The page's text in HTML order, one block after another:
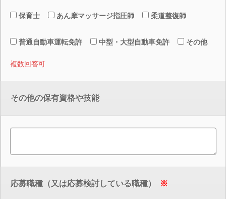
保育士 あん摩マッサージ指圧師 柔道整復師
普通自動車運転免許 中型・大型自動車免許 その他
複数回答可
その他の保有資格や技能
応募職種（又は応募検討している職種） ※